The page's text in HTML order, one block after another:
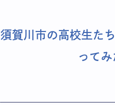
須賀川市の高校生た
って